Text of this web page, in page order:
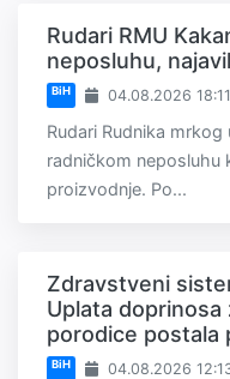
Rudari RMU
neposluhu,
BiH 04.08.2026 18:11
Rudari Rudnika mrkog
radničkom neposluhu
proizvodnje. Po...
Zdravstveni
Uplata doprinosa
porodice postala
BiH 04.08.2026